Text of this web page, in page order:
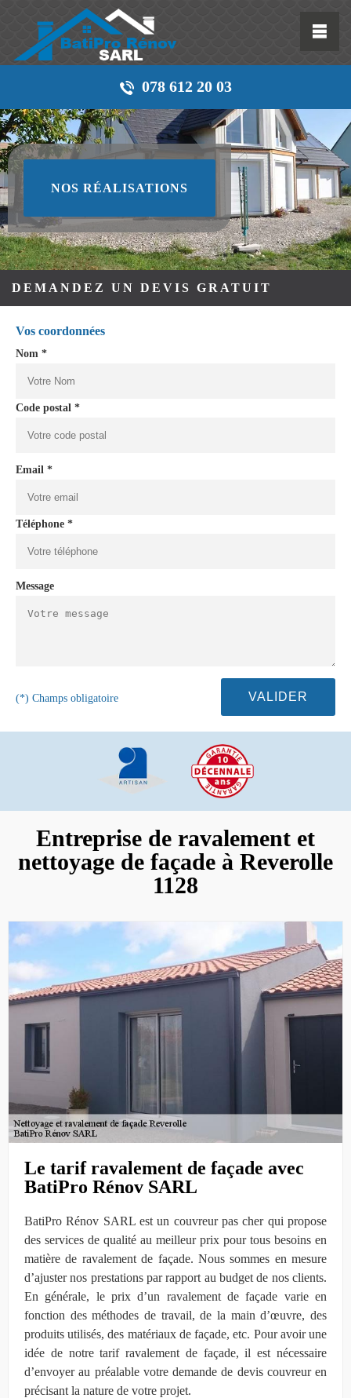
078 612 20 03
NOS RÉALISATIONS
DEMANDEZ UN DEVIS GRATUIT
Vos coordonnées
Nom *
Code postal *
Email *
Téléphone *
Message
(*) Champs obligatoire
Entreprise de ravalement et
nettoyage de façade à Reverolle
1128
Le tarif ravalement de façade avec
BatiPro Rénov SARL
BatiPro Rénov SARL est un couvreur pas cher qui propose
des services de qualité au meilleur prix pour tous besoins en
matière de ravalement de façade. Nous sommes en mesure
d’ajuster nos prestations par rapport au budget de nos clients.
En générale, le prix d’un ravalement de façade varie en
fonction des méthodes de travail, de la main d’œuvre, des
produits utilisés, des matériaux de façade, etc. Pour avoir une
idée de notre tarif ravalement de façade, il est nécessaire
d’envoyer au préalable votre demande de devis couvreur en
précisant la nature de votre projet.